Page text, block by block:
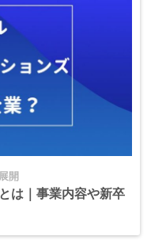
開
は｜事業内容や新卒